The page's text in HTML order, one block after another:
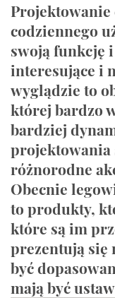
codziennego
swoją funkcję
interesujące i
wyglądzie to
której bardzo
bardziej
projektowania
różnorodne
Obecnie
to produkty,
które są im
prezentują się
być
mają być